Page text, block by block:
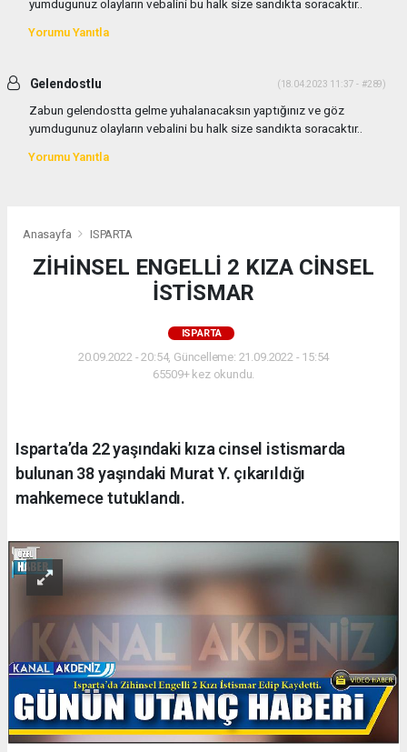
yumdugunuz olayların vebalini bu halk size sandıkta soracaktır..
Yorumu Yanıtla
Gelendostlu (18.04.2023 11:37 - #289)
Zabun gelendostta gelme yuhalanacaksın yaptığınız ve göz
yumdugunuz olayların vebalini bu halk size sandıkta soracaktır..
Yorumu Yanıtla
Anasayfa ISPARTA
ZİHİNSEL ENGELLİ 2 KIZA CİNSEL
İSTİSMAR
ISPARTA
20.09.2022 - 20:54, Güncelleme: 21.09.2022 - 15:54
65509+ kez okundu.
Isparta’da 22 yaşındaki kıza cinsel istismarda
bulunan 38 yaşındaki Murat Y. çıkarıldığı
mahkemece tutuklandı.